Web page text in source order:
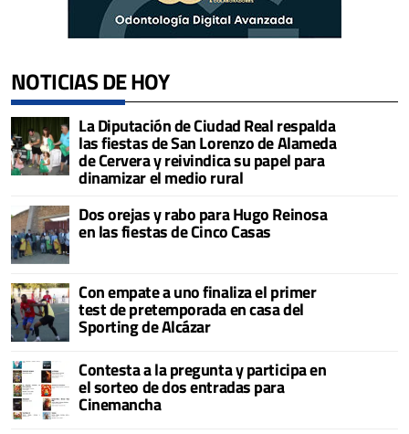
NOTICIAS DE HOY
La Diputación de Ciudad Real respalda
las fiestas de San Lorenzo de Alameda
de Cervera y reivindica su papel para
dinamizar el medio rural
Dos orejas y rabo para Hugo Reinosa
en las fiestas de Cinco Casas
Con empate a uno finaliza el primer
test de pretemporada en casa del
Sporting de Alcázar
Contesta a la pregunta y participa en
el sorteo de dos entradas para
Cinemancha